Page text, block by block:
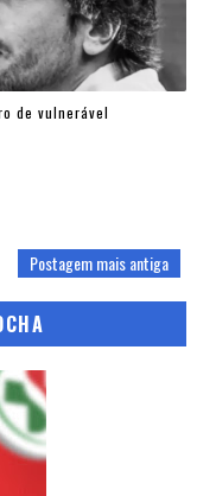
de vulnerável
Postagem mais antiga